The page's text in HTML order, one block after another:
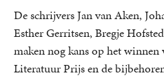
De schrijvers Jan van Aken,
Esther Gerritsen, Bregje
maken nog kans op het
Literatuur Prijs en de